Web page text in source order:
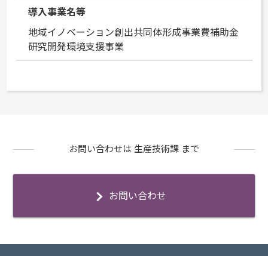
導入事業名等
地域イノベーション創出共同体形成事業費補助金
研究開発環境支援事業
お問い合わせは 生産技術課 まで
お問い合わせ